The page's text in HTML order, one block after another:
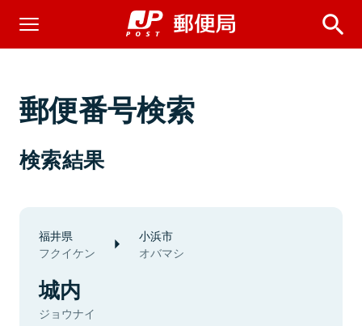
郵便番号検索
検索結果
福井県
フクイケン
小浜市
オバマシ
城内
ジョウナイ